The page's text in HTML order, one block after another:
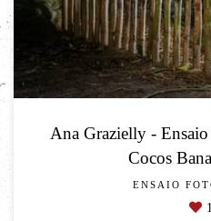
Ana Grazielly -
Cocos
ENSAIO